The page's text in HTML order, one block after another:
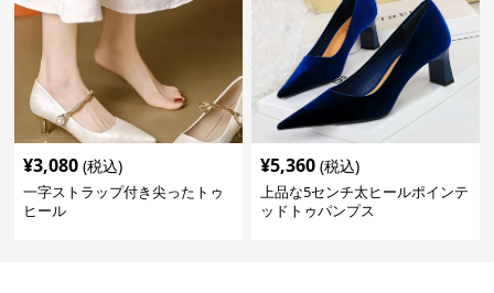
¥3,080 (税込)
一字ストラップ付き尖ったトゥ
ヒール
¥5,360 (税込)
上品な5センチ太ヒールポインテ
ッドトゥパンプス